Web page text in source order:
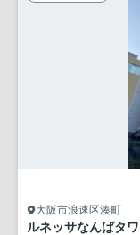
大阪市浪速区湊町
ルネッサなんばタ